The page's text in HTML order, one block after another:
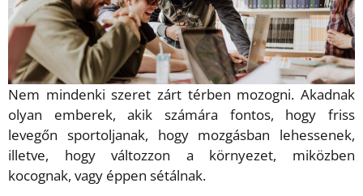
Nem mindenki szeret zárt térben mozogni. Akadnak
olyan emberek, akik számára fontos, hogy friss
levegőn sportoljanak, hogy mozgásban lehessenek,
illetve, hogy változzon a környezet, miközben
kocognak, vagy éppen sétálnak.